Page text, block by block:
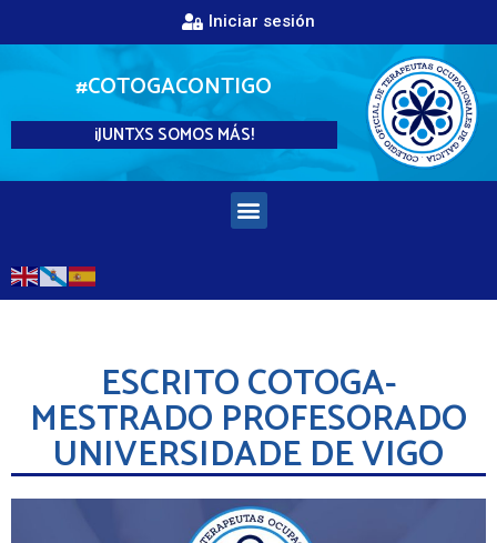
Iniciar sesión
#COTOGACONTIGO
¡JUNTXS SOMOS MÁS!
ESCRITO COTOGA-
MESTRADO PROFESORADO
UNIVERSIDADE DE VIGO